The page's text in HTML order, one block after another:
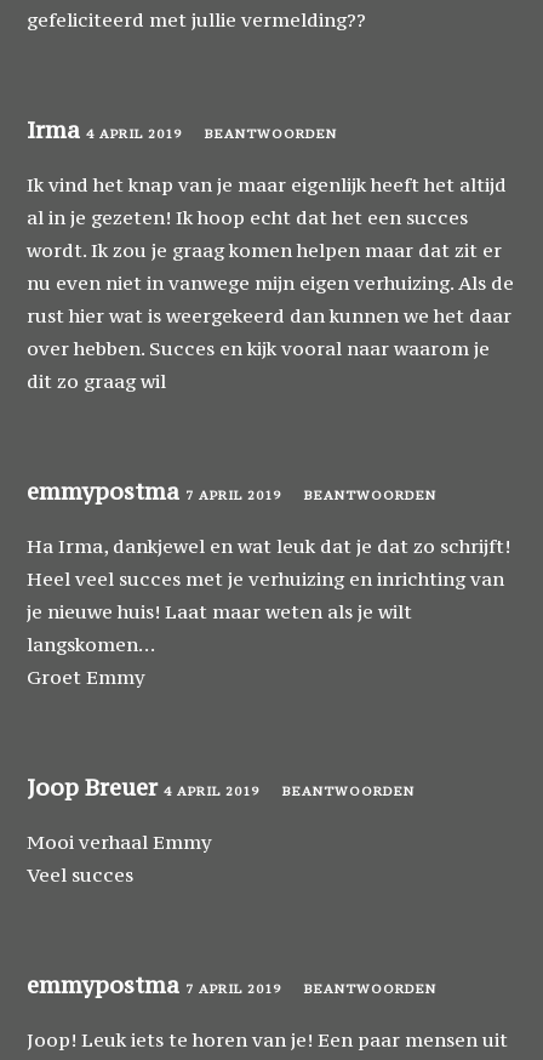
gefeliciteerd met jullie vermelding??
Irma4 APRIL 2019 BEANTWOORDEN
Ik vind het knap van je maar eigenlijk heeft het altijd
al in je gezeten! Ik hoop echt dat het een succes
wordt. Ik zou je graag komen helpen maar dat zit er
nu even niet in vanwege mijn eigen verhuizing. Als de
rust hier wat is weergekeerd dan kunnen we het daar
over hebben. Succes en kijk vooral naar waarom je
dit zo graag wil
emmypostma 7 APRIL 2019 BEANTWOORDEN
Ha Irma, dankjewel en wat leuk dat je dat zo schrijft!
Heel veel succes met je verhuizing en inrichting van
je nieuwe huis! Laat maar weten als je wilt
langskomen…
Groet Emmy
Joop Breuer4 APRIL 2019 BEANTWOORDEN
Mooi verhaal Emmy
Veel succes
emmypostma 7 APRIL 2019 BEANTWOORDEN
Joop! Leuk iets te horen van je! Een paar mensen uit